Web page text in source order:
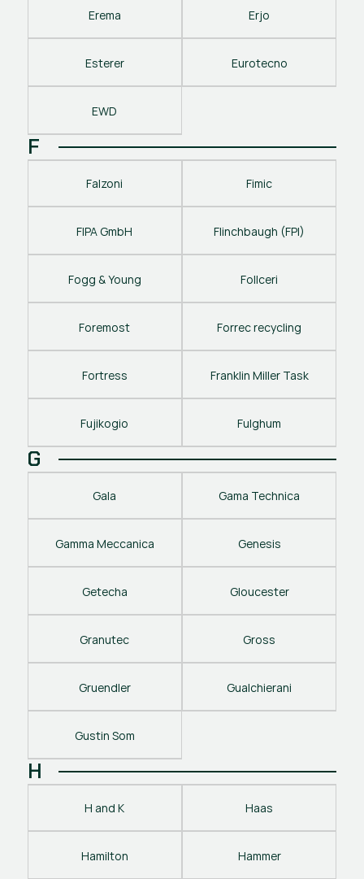
Erema Erjo
Esterer Eurotecno
EWD
F
Falzoni Fimic
FIPA GmbH Flinchbaugh (FPI)
Fogg & Young Follceri
Foremost Forrec recycling
Fortress Franklin Miller Task
Fujikogio Fulghum
G
Gala Gama Technica
Gamma Meccanica Genesis
Getecha Gloucester
Granutec Gross
Gruendler Gualchierani
Gustin Som
H
H and K Haas
Hamilton Hammer